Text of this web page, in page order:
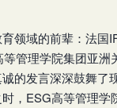
领域的前辈：法国
管理学院集团亚洲
的发言深深鼓舞了
，ESG高等管理学